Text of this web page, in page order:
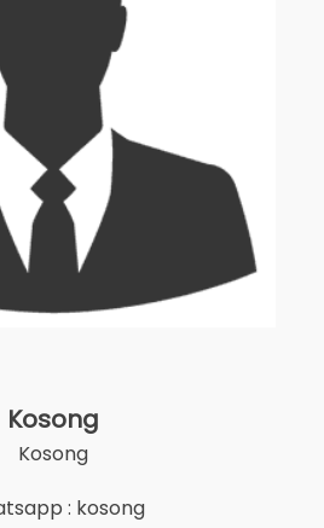
Kosong
Kosong
: kosong